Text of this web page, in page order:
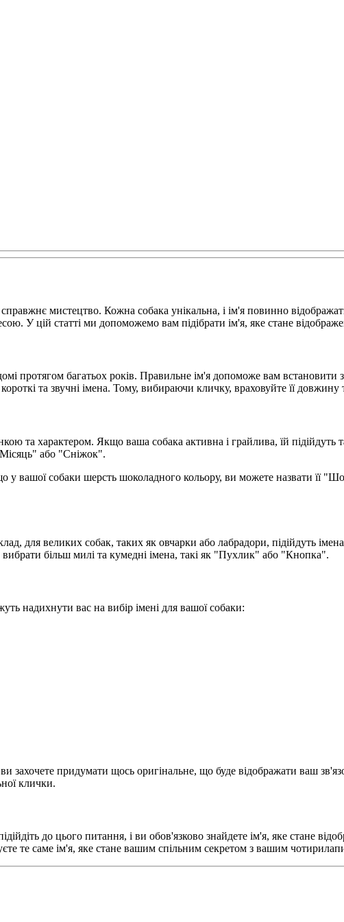
мистецтво. Кожна собака унікальна, і ім'я повинно відображати
У цій статті ми допоможемо вам підібрати ім'я, яке стане
протягом багатьох років. Правильне ім'я допоможе вам
та звучні імена. Тому, вибираючи кличку, враховуйте її довжину
та характером. Якщо ваша собака активна і грайлива, їй
або "Сніжок".
вашої собаки шерсть шоколадного кольору, ви можете назвати її
для великих собак, таких як овчарки або лабрадори, підійдуть
більш милі та кумедні імена, такі як "Пухлик" або "Кнопка".
надихнути вас на вибір імені для вашої собаки:
придумати щось оригінальне, що буде відображати ваш
клички.
до цього питання, і ви обов'язково знайдете ім'я, яке стане
те саме ім'я, яке стане вашим спільним секретом з вашим